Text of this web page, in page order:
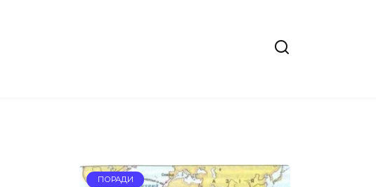
ПОРАДИ